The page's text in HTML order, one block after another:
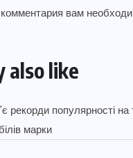
вам
also like